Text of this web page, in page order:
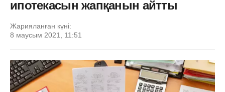
ипотекасын жапқанын айтты
Жарияланған күні:
8 маусым 2021, 11:51